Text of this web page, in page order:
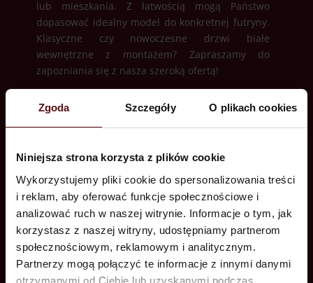
Zgoda Szczegóły O plikach cookies
Niniejsza strona korzysta z plików cookie
Wykorzystujemy pliki cookie do spersonalizowania treści
i reklam, aby oferować funkcje społecznościowe i
analizować ruch w naszej witrynie. Informacje o tym, jak
korzystasz z naszej witryny, udostępniamy partnerom
społecznościowym, reklamowym i analitycznym.
Partnerzy mogą połączyć te informacje z innymi danymi
otrzymanymi od Ciebie lub uzyskanymi podczas
lub mieszkania. Z łatwością mogą Państwo
dopasować idealny model do konkretnej futryny.
Klasyczne czy nowoczesne drzwi białe
wewnętrzne z montażem? Zapraszamy do
zapozniania się z nasza szeroką ofertą!
Drzwi wewnętrzne – gdzie
można je dostać w
Stacjonarnie jesteśmy do Państwa dyspozycji na
obrzeżach Warszawy na ulicy Weselnej 9. Nasze
drzwi wewnętrzne montujemy m.in. na
warszawskiej Woli, Pradze-Południe. Stolica nie
jest jednak jedynym miejscem, w którym
świadczymy nasze usługi. Gdzie jeszcze
montujemy nasze drzwi do pokoju? Zielonka,
Ząbki, Piastów, Łomianki, Piaseczno, Pruszków,